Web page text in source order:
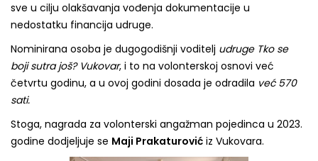
sve u cilju olakšavanja vođenja dokumentacije u
nedostatku financija udruge.
Nominirana osoba je dugogodišnji voditelj udruge Tko se
boji sutra još? Vukovar, i to na volonterskoj osnovi već
četvrtu godinu, a u ovoj godini dosada je odradila već 570
sati.
Stoga, nagrada za volonterski angažman pojedinca u 2023.
godine dodjeljuje se Maji Prakaturović iz Vukovara.